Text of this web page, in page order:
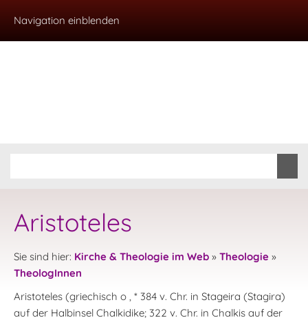
Navigation einblenden
Aristoteles
Sie sind hier: Kirche & Theologie im Web » Theologie »
TheologInnen
Aristoteles (griechisch o , * 384 v. Chr. in Stageira (Stagira)
auf der Halbinsel Chalkidike; 322 v. Chr. in Chalkis auf der